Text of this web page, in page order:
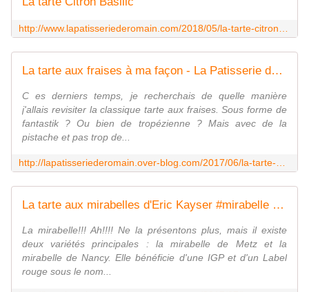
La tarte aux fraises à ma façon - La Patisserie de Romain
C es derniers temps, je recherchais de quelle manière
j'allais revisiter la classique tarte aux fraises. Sous forme de
fantastik ? Ou bien de tropézienne ? Mais avec de la
pistache et pas trop de...
La tarte aux mirabelles d'Eric Kayser #mirabelle #tarteauxmirabelles - La Patisserie de Romain
La mirabelle!!! Ah!!!! Ne la présentons plus, mais il existe
deux variétés principales : la mirabelle de Metz et la
mirabelle de Nancy. Elle bénéficie d'une IGP et d'un Label
rouge sous le nom...